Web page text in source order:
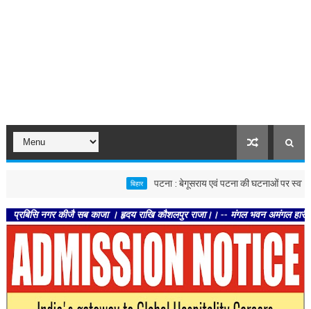
पटना : बेगूसराय एवं पटना की घटनाओं पर स्वास्थ्य
नगर कीजै सब काजा । हृदय राखि कौशलपुर राजा।। -- मंगल भवन अमंगल हारी। द्रवहु